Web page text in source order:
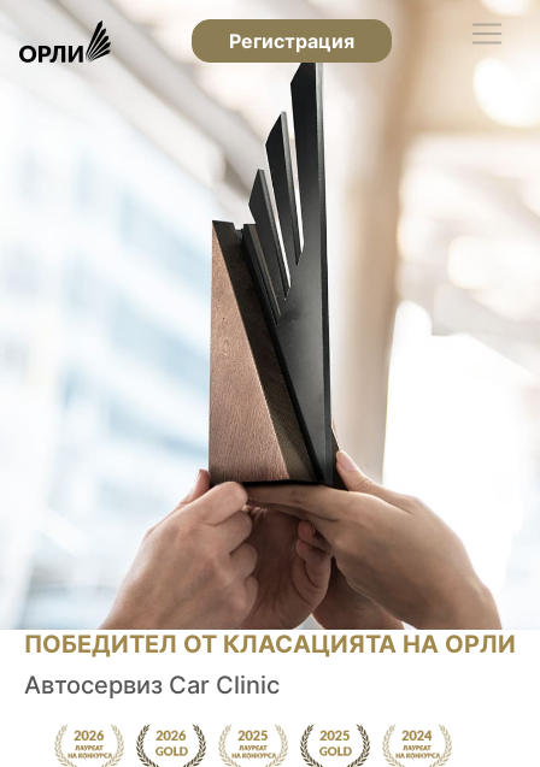
Регистрация
ПОБЕДИТЕЛ ОТ КЛАСАЦИЯТА НА ОРЛИ
Автосервиз Car Clinic